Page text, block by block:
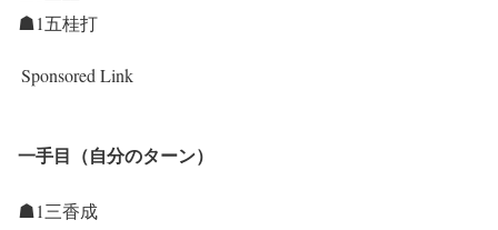
☗1五桂打
Sponsored Link
一手目（自分のターン）
☗1三香成